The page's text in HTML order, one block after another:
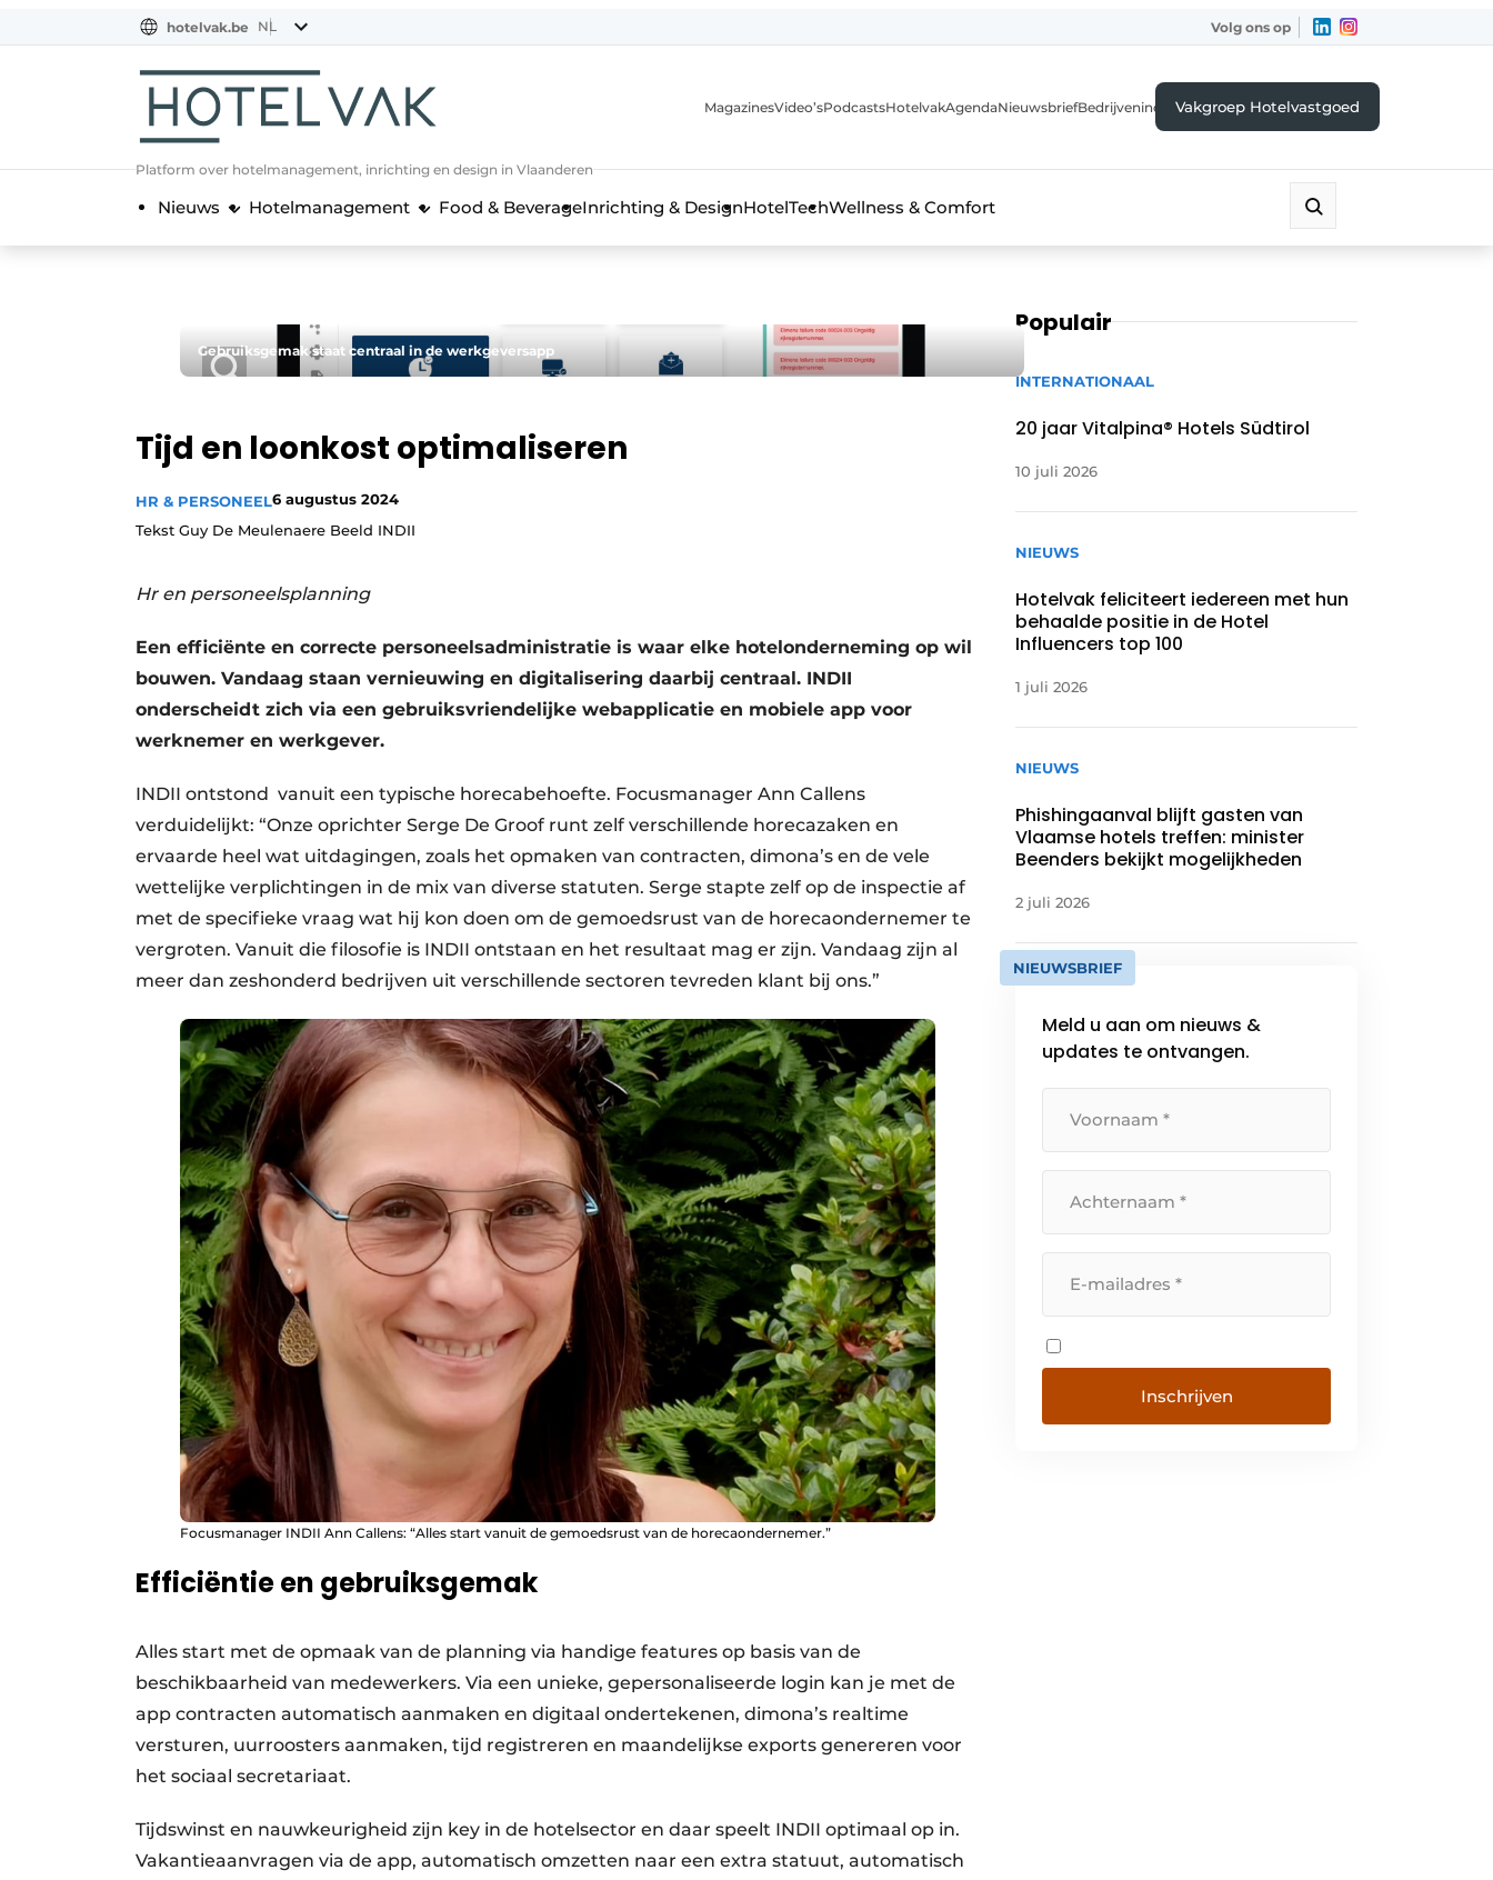
NL
EN
FR
hotelvak.be NL Volg ons op
Platform over hotelmanagement, inrichting en design in Vlaanderen
MagazinesVideo’sPodcastsHotelvakAgendaNieuwsbriefBedrijvenindexVakgroep Hotelvastgoed
Nieuws Hotelmanagement Food & BeverageInrichting & DesignHotelTechWellness & Comfort
Gebruiksgemak staat centraal in de werkgeversapp
Tijd en loonkost optimaliseren
HR & PERSONEEL6 augustus 2024
Tekst Guy De Meulenaere Beeld INDII
Hr en personeelsplanning
Een efficiënte en correcte personeelsadministratie is waar elke hotelonderneming op wil
bouwen. Vandaag staan vernieuwing en digitalisering daarbij centraal. INDII
onderscheidt zich via een gebruiksvriendelijke webapplicatie en mobiele app voor
werknemer en werkgever.
INDII ontstond vanuit een typische horecabehoefte. Focusmanager Ann Callens
verduidelijkt: “Onze oprichter Serge De Groof runt zelf verschillende horecazaken en
ervaarde heel wat uitdagingen, zoals het opmaken van contracten, dimona’s en de vele
wettelijke verplichtingen in de mix van diverse statuten. Serge stapte zelf op de inspectie af
met de specifieke vraag wat hij kon doen om de gemoedsrust van de horecaondernemer te
vergroten. Vanuit die filosofie is INDII ontstaan en het resultaat mag er zijn. Vandaag zijn al
meer dan zeshonderd bedrijven uit verschillende sectoren tevreden klant bij ons.”
Focusmanager INDII Ann Callens: “Alles start vanuit de gemoedsrust van de horecaondernemer.”
Efficiëntie en gebruiksgemak
Alles start met de opmaak van de planning via handige features op basis van de
beschikbaarheid van medewerkers. Via een unieke, gepersonaliseerde login kan je met de
app contracten automatisch aanmaken en digitaal ondertekenen, dimona’s realtime
versturen, uurroosters aanmaken, tijd registreren en maandelijkse exports genereren voor
het sociaal secretariaat.
Tijdswinst en nauwkeurigheid zijn key in de hotelsector en daar speelt INDII optimaal op in.
Vakantieaanvragen via de app, automatisch omzetten naar een extra statuut, automatisch
Populair
INTERNATIONAAL
20 jaar Vitalpina® Hotels Südtirol
10 juli 2026
NIEUWS
Hotelvak feliciteert iedereen met hun
behaalde positie in de Hotel
Influencers top 100
1 juli 2026
NIEUWS
Phishingaanval blijft gasten van
Vlaamse hotels treffen: minister
Beenders bekijkt mogelijkheden
2 juli 2026
NIEUWSBRIEF
Meld u aan om nieuws &
updates te ontvangen.